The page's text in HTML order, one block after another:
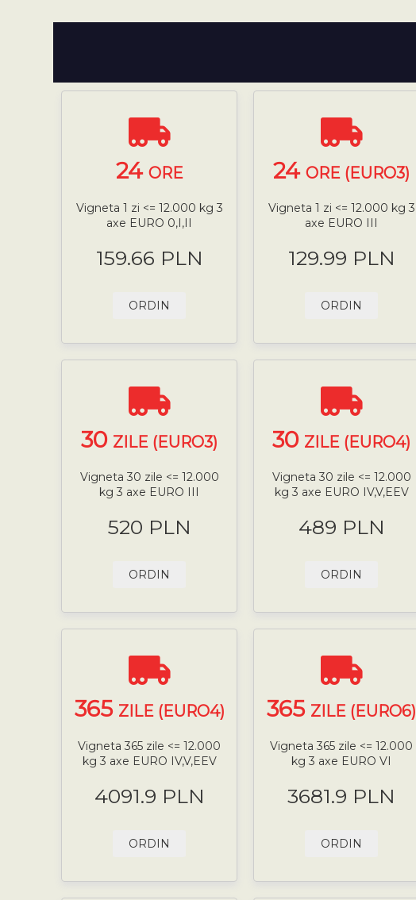
24 ORE
Vigneta 1 zi <= 12.000 kg 3
axe EURO 0,I,II
159.66 PLN
ORDIN
24ORE (EURO3)
Vigneta 1 zi <= 12.000 kg 3
axe EURO III
129.99 PLN
ORDIN
30 ZILE (EURO3)
Vigneta 30 zile <= 12.000
kg 3 axe EURO III
520 PLN
ORDIN
30 ZILE (EURO4)
Vigneta 30 zile <= 12.000
kg 3 axe EURO IV,V,EEV
489 PLN
ORDIN
365 ZILE (EURO4)
Vigneta 365 zile <= 12.000
kg 3 axe EURO IV,V,EEV
4091.9 PLN
ORDIN
365 ZILE (EURO6)
Vigneta 365 zile <= 12.000
kg 3 axe EURO VI
3681.9 PLN
ORDIN